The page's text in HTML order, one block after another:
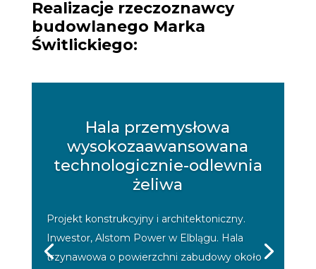
Realizacje rzeczoznawcy
budowlanego Marka
Świtlickiego:
Hala przemysłowa
wysokozaawansowana
technologicznie-odlewnia
żeliwa
Projekt konstrukcyjny i architektoniczny.
Inwestor, Alstom Power w Elblągu. Hala
trzynawowa o powierzchni zabudowy około